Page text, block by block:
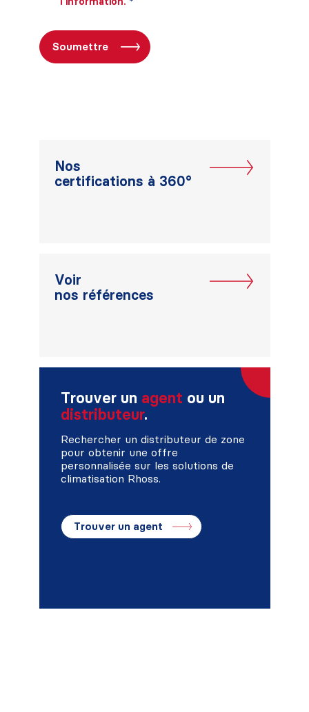
Nos
certifications à 360°
Voir
nos références
Trouver un agent ou un
distributeur.
Rechercher un distributeur de zone
pour obtenir une offre
personnalisée sur les solutions de
climatisation Rhoss.
Trouver un agent